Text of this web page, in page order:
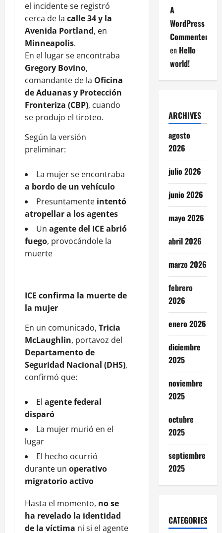
el incidente se registró
cerca de la calle 34 y la
Avenida Portland, en
Minneapolis.
En el lugar se encontraba
Gregory Bovino,
comandante de la Oficina
de Aduanas y Protección
Fronteriza (CBP), cuando
se produjo el tiroteo.
Según la versión
preliminar:
La mujer se encontraba
a bordo de un vehículo
Presuntamente intentó
atropellar a los agentes
Un agente del ICE abrió
fuego, provocándole la
muerte
ICE confirma la muerte de
la mujer
En un comunicado, Tricia
McLaughlin, portavoz del
Departamento de
Seguridad Nacional (DHS),
confirmó que:
El agente federal
disparó
La mujer murió en el
lugar
El hecho ocurrió
durante un operativo
migratorio activo
Hasta el momento, no se
ha revelado la identidad
de la víctima ni si el agente
A
WordPress
Commenter
en Hello
world!
ARCHIVES
agosto
2026
julio 2026
junio 2026
mayo 2026
abril 2026
marzo 2026
febrero
2026
enero 2026
diciembre
2025
noviembre
2025
octubre
2025
septiembre
2025
CATEGORIES